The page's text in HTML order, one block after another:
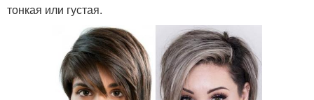
тонкая или густая.